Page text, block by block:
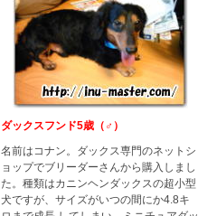
ダックスフンド5歳（♂）
名前はコナン。ダックス専門のネットシ
ョップでブリーダーさんから購入しまし
た。種類はカニンヘンダックスの超小型
犬ですが、サイズがいつの間にか4.8キ